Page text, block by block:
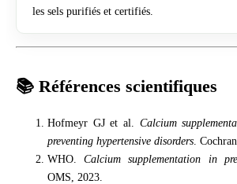
les sels purifiés et certifiés.
📚 Références scientifiques
Hofmeyr GJ et al. Calcium
preventing hypertensive disorders .
WHO.Calcium supplementation in
OMS, 2023.